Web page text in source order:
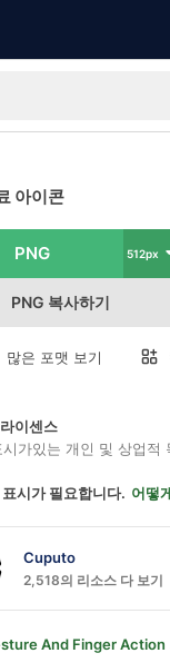
아이콘
PNG 512px
PNG 복사하기
많은 포맷 보기
이센스
가있는 개인 및 상업적
시가 필요합니다. 어떻
Cuputo
2,518의 리소스 다 보기
And Finger Action